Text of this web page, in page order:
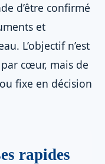
d’être confirmé
et
L’objectif n’est
cœur, mais de
fixe en décision
rapides